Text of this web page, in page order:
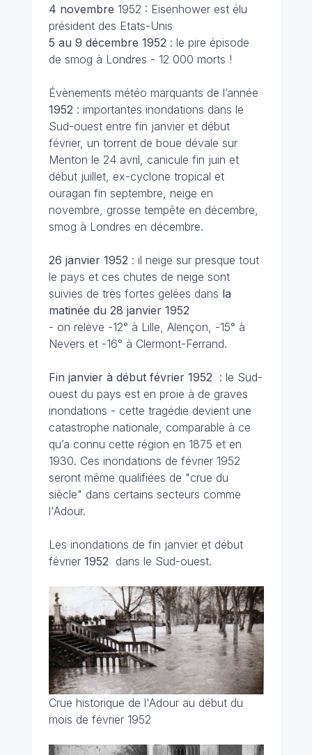
4 novembre 1952 : Eisenhower est élu
président des Etats-Unis
5 au 9 décembre 1952 : le pire épisode
de smog à Londres - 12 000 morts !
Évènements météo marquants de l’année
1952 : importantes inondations dans le
Sud-ouest entre fin janvier et début
février, un torrent de boue dévale sur
Menton le 24 avril, canicule fin juin et
début juillet, ex-cyclone tropical et
ouragan fin septembre, neige en
novembre, grosse tempête en décembre,
smog à Londres en décembre.
26 janvier 1952 : il neige sur presque tout
le pays et ces chutes de neige sont
suivies de très fortes gelées dans la
matinée du 28 janvier 1952
- on relève -12° à Lille, Alençon, -15° à
Nevers et -16° à Clermont-Ferrand.
Fin janvier à début février 1952 : le Sud-
ouest du pays est en proie à de graves
inondations - cette tragédie devient une
catastrophe nationale, comparable à ce
qu’a connu cette région en 1875 et en
1930. Ces inondations de février 1952
seront même qualifiées de "crue du
siècle" dans certains secteurs comme
l'Adour.
Les inondations de fin janvier et début
février 1952 dans le Sud-ouest.
Crue historique de l'Adour au début du
mois de février 1952